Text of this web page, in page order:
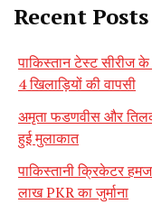
Recent Posts
पाकिस्तान टेस्ट सीरीज
4 खिलाड़ियों की वापसी
अमृता फडणवीस और तिलक
हुई मुलाकात
पाकिस्तानी क्रिकेटर
लाख PKR का जुर्माना